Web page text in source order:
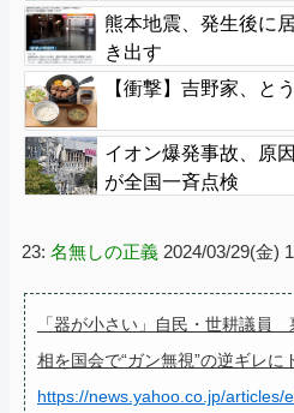
ｗｗｗｗｗｗｗｗｗ
熊本地震、発生後に
き出す
【衝撃】吉野家、と
イオン爆発事故、原
が全国一斉点検
23: 名無しの正義 2024/03/29(金)
「器が小さい」自民・世耕議員
相を国会で“ガン無視”の逆ギレに
https://news.yahoo.co.jp/articles/